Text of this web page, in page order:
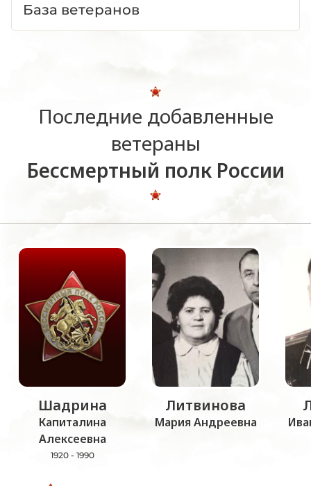
База ветеранов
Последние добавленные
ветераны
Бессмертный полк России
Шадрина
Капиталина
Алексеевна
1920 - 1990
Литвинова
Мария Андреевна